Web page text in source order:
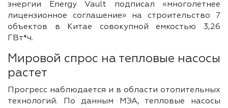
энергии Energy Vault подписал «многолетнее
лицензионное соглашение» на строительство 7
объектов в Китае совокупной емкостью 3,26
ГВт*ч.
Мировой спрос на тепловые насосы
растет
Прогресс наблюдается и в области отопительных
технологий. По данным МЭА, тепловые насосы